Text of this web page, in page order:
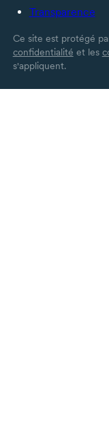
Transparence
Ce site est protégé
confidentialité et les
s'appliquent.